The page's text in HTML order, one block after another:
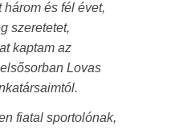
és fél évet,
szeretetet,
kaptam az
Lovas
fiatal sportolónak,